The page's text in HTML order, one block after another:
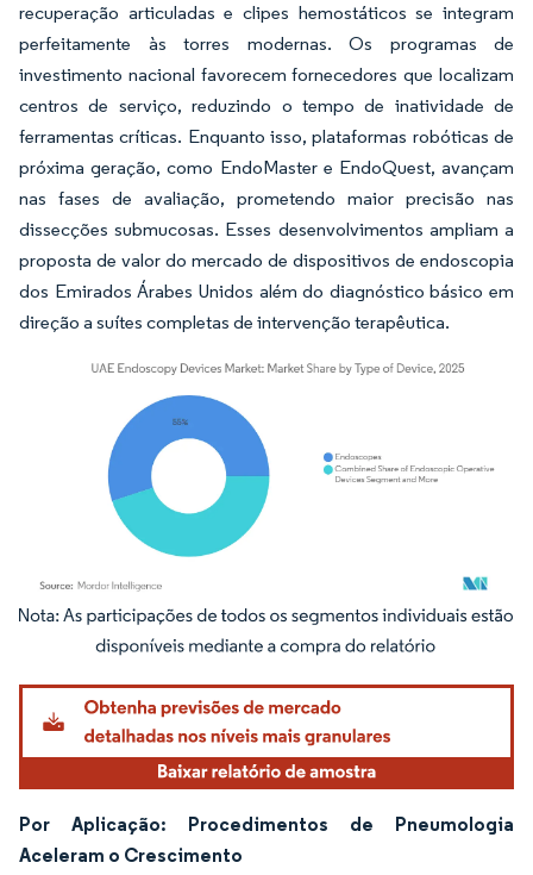
recuperação articuladas e clipes hemostáticos se integram
perfeitamente às torres modernas. Os programas de
investimento nacional favorecem fornecedores que localizam
centros de serviço, reduzindo o tempo de inatividade de
ferramentas críticas. Enquanto isso, plataformas robóticas de
próxima geração, como EndoMaster e EndoQuest, avançam
nas fases de avaliação, prometendo maior precisão nas
dissecções submucosas. Esses desenvolvimentos ampliam a
proposta de valor do mercado de dispositivos de endoscopia
dos Emirados Árabes Unidos além do diagnóstico básico em
direção a suítes completas de intervenção terapêutica.
Imagem © Mordor Intelligence. O reuso requer atribuição conforme CC BY 4.0.
Por Aplicação: Procedimentos de Pneumologia
Aceleram o Crescimento